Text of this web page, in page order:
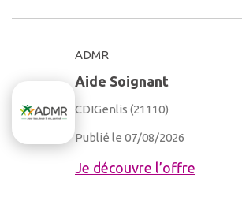
ADMR
Aide Soignant
CDIGenlis (21110)
Publié le 07/08/2026
Je découvre l’offre